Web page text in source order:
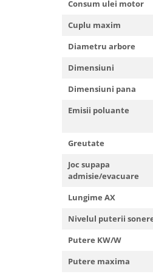
Consum ulei motor
Cuplu maxim
Diametru arbore
Dimensiuni
Dimensiuni pana
Emisii poluante
Greutate
Joc supapa
admisie/evacuare
Lungime AX
Nivelul puterii
Putere KW/W
Putere maxima